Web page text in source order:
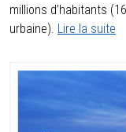
millions d’habitants
urbaine). Lire la suite